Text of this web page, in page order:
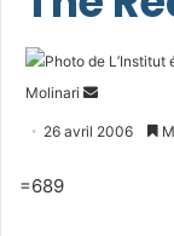
Molinari
Envoyer
26 avril 2006
=689